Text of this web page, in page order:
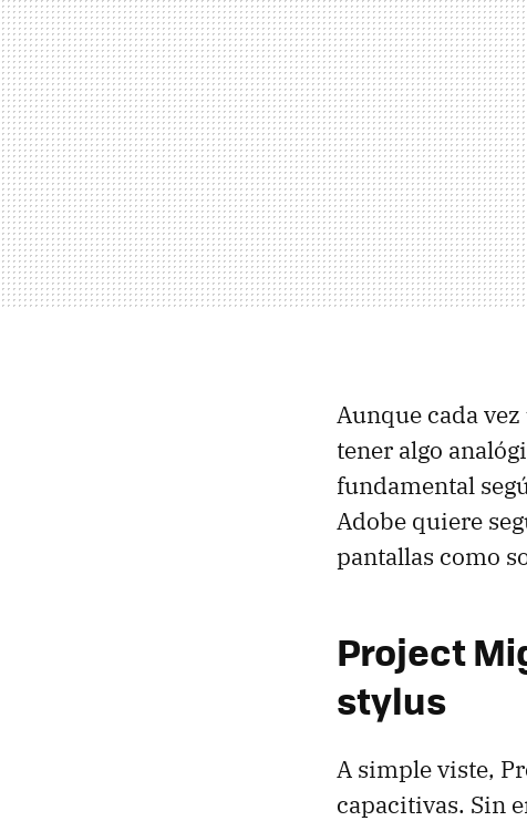
Aunque cada
tener algo
fundamental
Adobe quiere
pantallas como
Project
stylus
A simple viste,
capacitivas. Sin